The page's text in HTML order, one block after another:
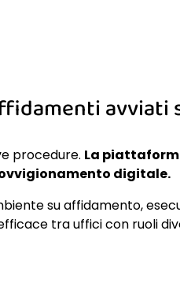
avviati
procedure. La
digitale.
su affidamento,
tra uffici con ruoli